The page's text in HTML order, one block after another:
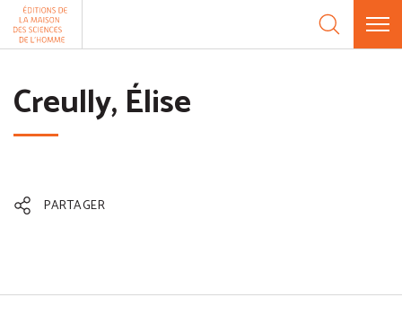
Aller au contenu
Creully, Élise
PARTAGER
Panneau de gestion des cookies